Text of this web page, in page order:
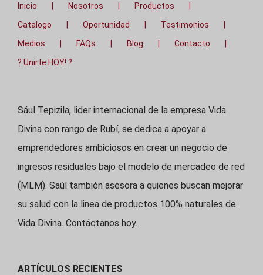
Inicio Nosotros
Productos
Catalogo
Oportunidad
Testimonios
Medios
FAQs Blog
Contacto
? Unirte HOY! ?
Sául Tepizila, lider internacional de la empresa Vida
Divina con rango de Rubí, se dedica a apoyar a
emprendedores ambiciosos en crear un negocio de
ingresos residuales bajo el modelo de mercadeo de red
(MLM). Saúl también asesora a quienes buscan mejorar
su salud con la linea de productos 100% naturales de
Vida Divina. Contáctanos hoy.
ARTÍCULOS RECIENTES